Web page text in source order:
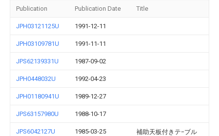
Publication Publication Date Title
JPH03121125U 1991-12-11
JPH03109781U 1991-11-11
JPS62139331U 1987-09-02
JPH0448032U 1992-04-23
JPH01180941U 1989-12-27
JPS63157980U 1988-10-17
JPS6042127U 1985-03-25 補助天板付きテ−ブル